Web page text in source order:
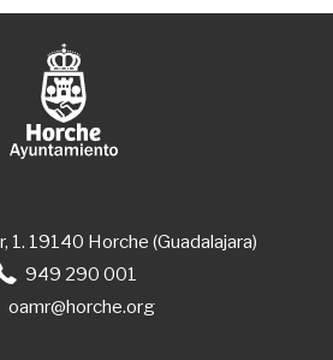
1. 19140 Horche (Guadalajara)
949 290 001
oamr@horche.org